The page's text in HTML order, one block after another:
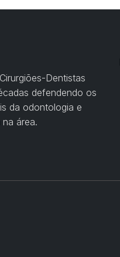
Dentistas
defendendo os
da odontologia e
área.